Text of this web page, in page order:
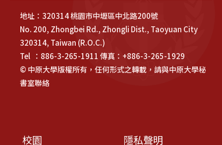
地址：320314 桃園市中壢區中北路200號
No. 200, Zhongbei Rd., Zhongli Dist., Taoyuan City
320314, Taiwan (R.O.C.)
Tel ：886-3-265-1911 傳真：+886-3-265-1929
© 中原大學版權所有，任何形式之轉載，請與中原大學秘
書室聯絡
校園 隱私聲明